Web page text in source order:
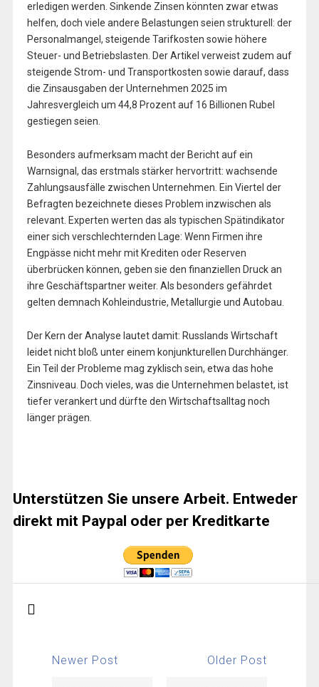
erledigen werden. Sinkende Zinsen könnten zwar etwas
helfen, doch viele andere Belastungen seien strukturell: der
Personalmangel, steigende Tarifkosten sowie höhere
Steuer- und Betriebslasten. Der Artikel verweist zudem auf
steigende Strom- und Transportkosten sowie darauf, dass
die Zinsausgaben der Unternehmen 2025 im
Jahresvergleich um 44,8 Prozent auf 16 Billionen Rubel
gestiegen seien.
Besonders aufmerksam macht der Bericht auf ein
Warnsignal, das erstmals stärker hervortritt: wachsende
Zahlungsausfälle zwischen Unternehmen. Ein Viertel der
Befragten bezeichnete dieses Problem inzwischen als
relevant. Experten werten das als typischen Spätindikator
einer sich verschlechternden Lage: Wenn Firmen ihre
Engpässe nicht mehr mit Krediten oder Reserven
überbrücken können, geben sie den finanziellen Druck an
ihre Geschäftspartner weiter. Als besonders gefährdet
gelten demnach Kohleindustrie, Metallurgie und Autobau.
Der Kern der Analyse lautet damit: Russlands Wirtschaft
leidet nicht bloß unter einem konjunkturellen Durchhänger.
Ein Teil der Probleme mag zyklisch sein, etwa das hohe
Zinsniveau. Doch vieles, was die Unternehmen belastet, ist
tiefer verankert und dürfte den Wirtschaftsalltag noch
länger prägen.
Unterstützen Sie unsere Arbeit. Entweder
direkt mit Paypal oder per Kreditkarte
Newer Post Older Post